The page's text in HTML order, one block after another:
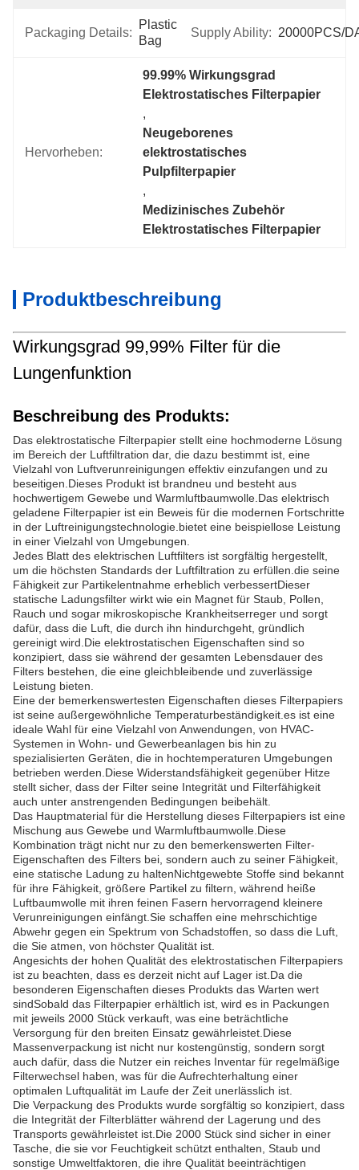
Packaging Details:
Plastic
Bag
Supply Ability: 20000PCS/
Hervorheben:
99.99% Wirkungsgrad
Elektrostatisches Filterpapier
,
Neugeborenes
elektrostatisches
Pulpfilterpapier
,
Medizinisches Zubehör
Elektrostatisches Filterpapier
Produktbeschreibung
Wirkungsgrad 99,99% Filter für die
Lungenfunktion
Beschreibung des Produkts:
Das elektrostatische Filterpapier stellt eine hochmoderne Lösung
im Bereich der Luftfiltration dar, die dazu bestimmt ist, eine
Vielzahl von Luftverunreinigungen effektiv einzufangen und zu
beseitigen.Dieses Produkt ist brandneu und besteht aus
hochwertigem Gewebe und Warmluftbaumwolle.Das elektrisch
geladene Filterpapier ist ein Beweis für die modernen Fortschritte
in der Luftreinigungstechnologie.bietet eine beispiellose Leistung
in einer Vielzahl von Umgebungen.
Jedes Blatt des elektrischen Luftfilters ist sorgfältig hergestellt,
um die höchsten Standards der Luftfiltration zu erfüllen.die seine
Fähigkeit zur Partikelentnahme erheblich verbessertDieser
statische Ladungsfilter wirkt wie ein Magnet für Staub, Pollen,
Rauch und sogar mikroskopische Krankheitserreger und sorgt
dafür, dass die Luft, die durch ihn hindurchgeht, gründlich
gereinigt wird.Die elektrostatischen Eigenschaften sind so
konzipiert, dass sie während der gesamten Lebensdauer des
Filters bestehen, die eine gleichbleibende und zuverlässige
Leistung bieten.
Eine der bemerkenswertesten Eigenschaften dieses Filterpapiers
ist seine außergewöhnliche Temperaturbeständigkeit.es ist eine
ideale Wahl für eine Vielzahl von Anwendungen, von HVAC-
Systemen in Wohn- und Gewerbeanlagen bis hin zu
spezialisierten Geräten, die in hochtemperaturen Umgebungen
betrieben werden.Diese Widerstandsfähigkeit gegenüber Hitze
stellt sicher, dass der Filter seine Integrität und Filterfähigkeit
auch unter anstrengenden Bedingungen beibehält.
Das Hauptmaterial für die Herstellung dieses Filterpapiers ist eine
Mischung aus Gewebe und Warmluftbaumwolle.Diese
Kombination trägt nicht nur zu den bemerkenswerten Filter-
Eigenschaften des Filters bei, sondern auch zu seiner Fähigkeit,
eine statische Ladung zu haltenNichtgewebte Stoffe sind bekannt
für ihre Fähigkeit, größere Partikel zu filtern, während heiße
Luftbaumwolle mit ihren feinen Fasern hervorragend kleinere
Verunreinigungen einfängt.Sie schaffen eine mehrschichtige
Abwehr gegen ein Spektrum von Schadstoffen, so dass die Luft,
die Sie atmen, von höchster Qualität ist.
Angesichts der hohen Qualität des elektrostatischen Filterpapiers
ist zu beachten, dass es derzeit nicht auf Lager ist.Da die
besonderen Eigenschaften dieses Produkts das Warten wert
sindSobald das Filterpapier erhältlich ist, wird es in Packungen
mit jeweils 2000 Stück verkauft, was eine beträchtliche
Versorgung für den breiten Einsatz gewährleistet.Diese
Massenverpackung ist nicht nur kostengünstig, sondern sorgt
auch dafür, dass die Nutzer ein reiches Inventar für regelmäßige
Filterwechsel haben, was für die Aufrechterhaltung einer
optimalen Luftqualität im Laufe der Zeit unerlässlich ist.
Die Verpackung des Produkts wurde sorgfältig so konzipiert, dass
die Integrität der Filterblätter während der Lagerung und des
Transports gewährleistet ist.Die 2000 Stück sind sicher in einer
Tasche, die sie vor Feuchtigkeit schützt enthalten, Staub und
sonstige Umweltfaktoren, die ihre Qualität beeinträchtigen